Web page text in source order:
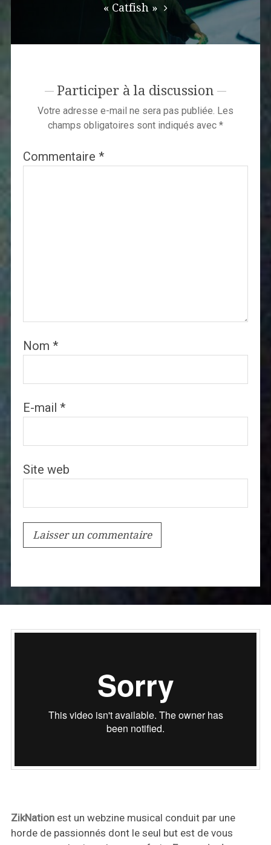
« Catfish »
Participer à la discussion
Votre adresse e-mail ne sera pas publiée. Les
champs obligatoires sont indiqués avec *
Commentaire *
Nom *
E-mail *
Site web
ZikNationest un webzine musical conduit par une
horde de passionnés dont le seul but est de vous